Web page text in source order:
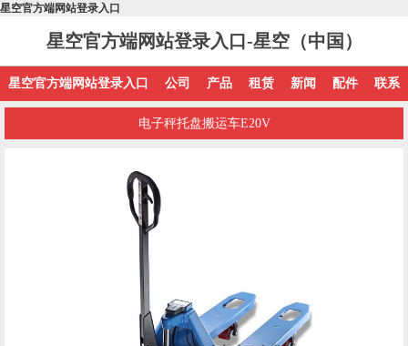
星空官方端网站登录入口
星空官方端网站登录入口-星空（中国）
星空官方端网站登录入口 公司 产品 租赁 新闻 配件 联系
电子秤托盘搬运车E20V